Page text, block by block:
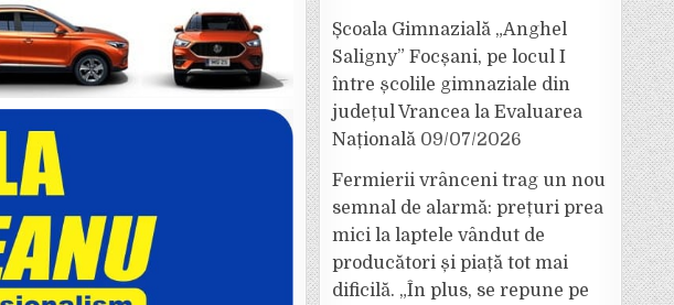
Școala Gimnazială „Anghel
Saligny” Focșani, pe locul I
între școlile gimnaziale din
județul Vrancea la Evaluarea
Națională 09/07/2026
Fermierii vrânceni trag un nou
semnal de alarmă: prețuri prea
mici la laptele vândut de
producători și piață tot mai
dificilă. „În plus, se repune pe